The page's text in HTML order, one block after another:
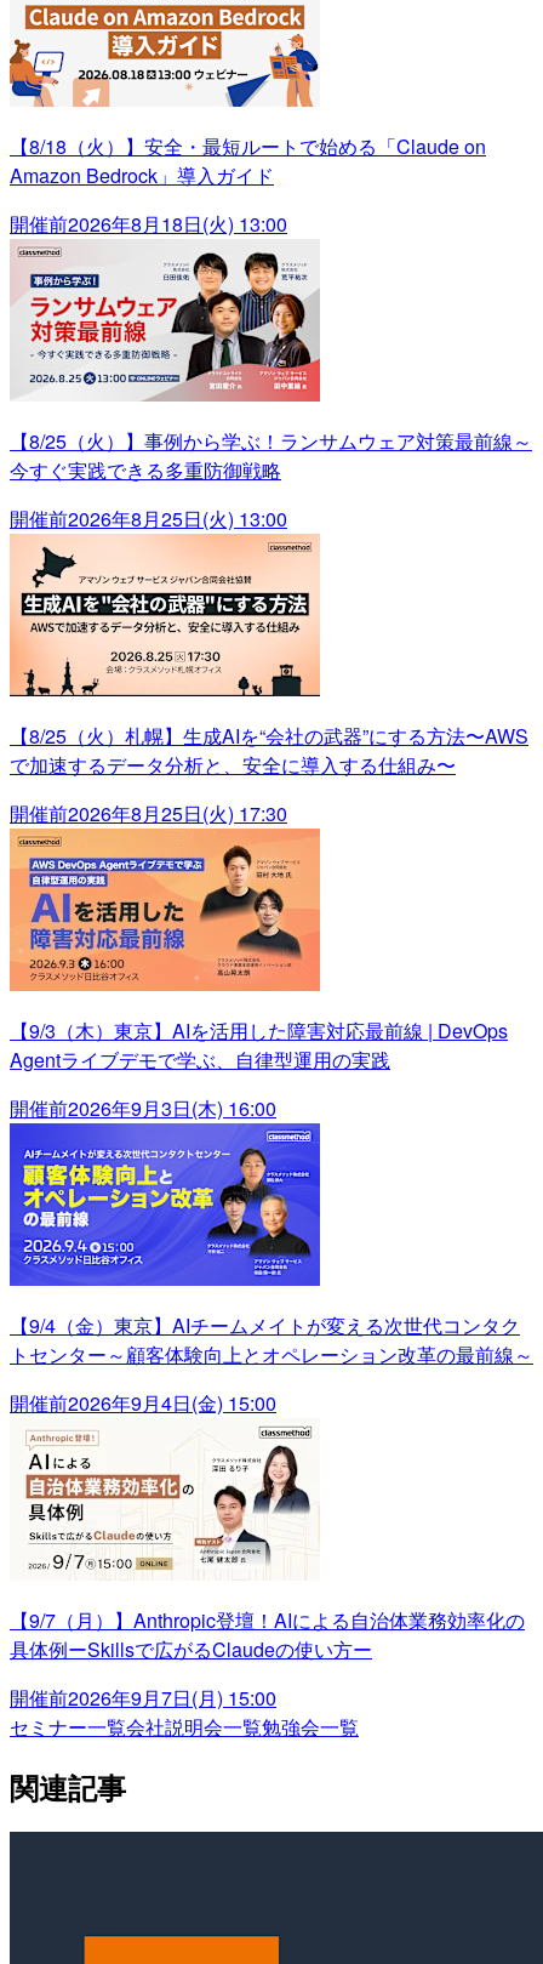
【8/18（火）】安全・最短ルートで始める「Claude on
Amazon Bedrock」導入ガイド
開催前2026年8月18日(火) 13:00
【8/25（火）】事例から学ぶ！ランサムウェア対策最前線～
今すぐ実践できる多重防御戦略
開催前2026年8月25日(火) 13:00
【8/25（火）札幌】生成AIを“会社の武器”にする方法〜AWS
で加速するデータ分析と、安全に導入する仕組み〜
開催前2026年8月25日(火) 17:30
【9/3（木）東京】AIを活用した障害対応最前線 | DevOps
Agentライブデモで学ぶ、自律型運用の実践
開催前2026年9月3日(木) 16:00
【9/4（金）東京】AIチームメイトが変える次世代コンタク
トセンター～顧客体験向上とオペレーション改革の最前線～
開催前2026年9月4日(金) 15:00
【9/7（月）】Anthropic登壇！AIによる自治体業務効率化の
具体例ーSkillsで広がるClaudeの使い方ー
開催前2026年9月7日(月) 15:00
セミナー一覧会社説明会一覧勉強会一覧
関連記事